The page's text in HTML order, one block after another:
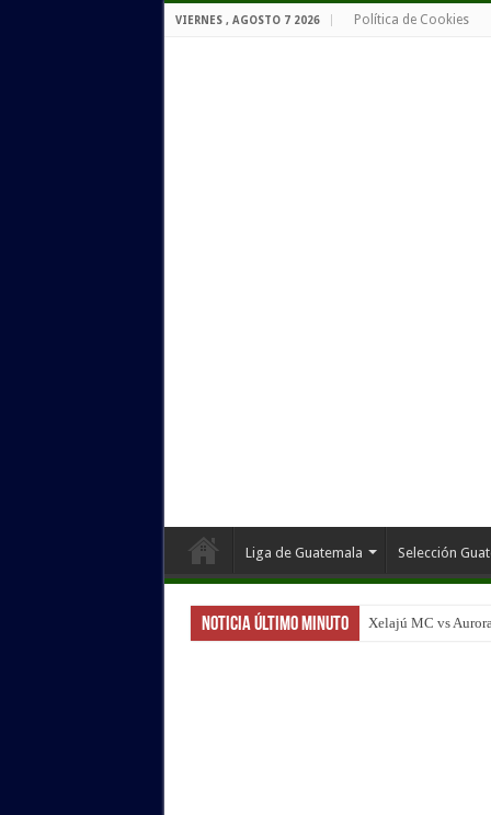
VIERNES , AGOSTO 7 2026 Política de Cookies
Liga de Guatemala Selección
Noticia Último Minuto Xelajú MC vs